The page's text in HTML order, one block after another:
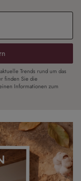
Trends rund um das
finden Sie die
Informationen zum